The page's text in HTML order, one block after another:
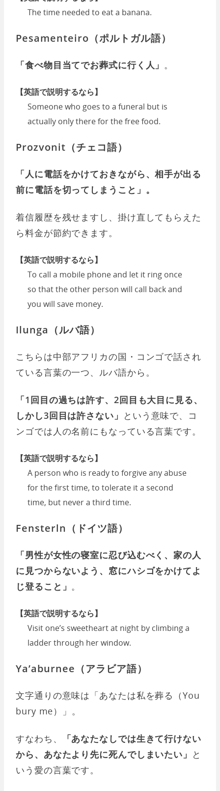
The time needed to eat a banana.
Pesamenteiro（ポルトガル語）
「食べ物目当てでお葬式に行く人」 。
【英語で説明するなら】
Someone who goes to a funeral but is
actually only there for the free food.
Prozvonit（チェコ語）
「人に電話をかけておきながら、相手が出る
前に電話を切ってしまうこと」。
着信履歴を残せますし、掛け直してもらえた
ら料金が節約できます。
【英語で説明するなら】
To call a mobile phone and let it ring once
so that the other person will call back and
you will save money.
Ilunga（ルバ語）
こちらは中部アフリカの国・コンゴで話され
ている言葉の一つ、ルバ語から。
「1回目の過ちは許す、2回目も大目に見る、
しかし3回目は許さない」 という意味で、コ
ンゴでは人の名前にもなっている言葉です。
【英語で説明するなら】
A person who is ready to forgive any abuse
for the first time, to tolerate it a second
time, but never a third time.
Fensterln（ドイツ語）
「男性が女性の寝室に忍び込むべく、家の人
に見つからないよう、窓にハシゴをかけてよ
じ登ること」 。
【英語で説明するなら】
Visit one’s sweetheart at night by climbing a
ladder through her window.
Ya’aburnee（アラビア語）
文字通りの意味は「あなたは私を葬る（You
bury me）」。
すなわち、
「あなたなしでは生きて行けない
から、あなたより先に死んでしまいたい」 と
いう愛の言葉です。